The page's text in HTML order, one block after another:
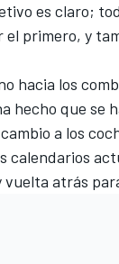
es claro;
primero, y
hacia los
hecho que se
a los
calendarios
vuelta atrás